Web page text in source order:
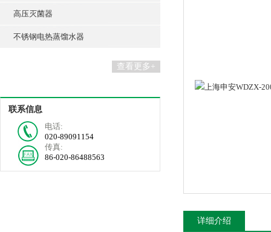
高压灭菌器
不锈钢电热蒸馏水器
查看更多+
联系信息
电话:
020-89091154
传真:
86-020-86488563
详细介绍